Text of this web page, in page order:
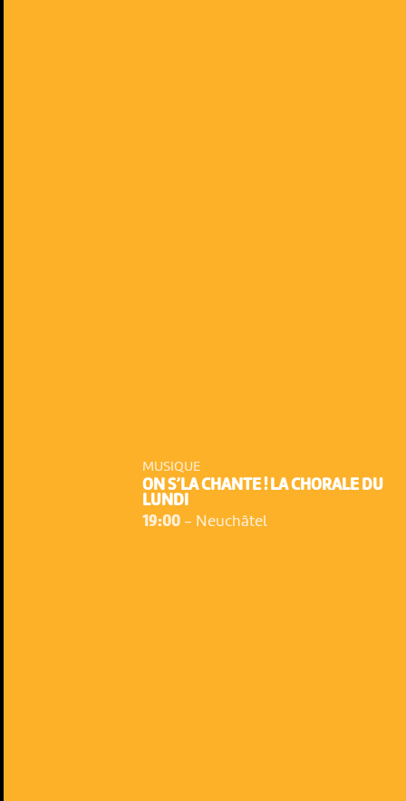
MUSIQUE
ON S’LA CHANTE ! LA CHORALE DU
LUNDI
19:00- Neuchâtel